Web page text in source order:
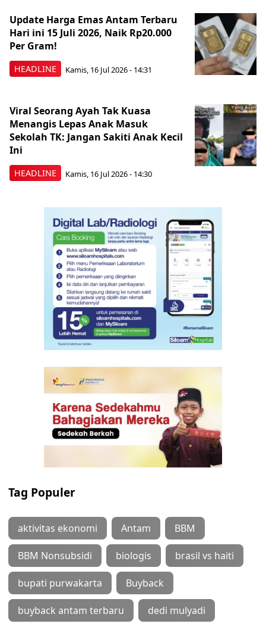
HEADLINE
Update Harga Emas Antam Terbaru
Hari ini 15 Juli 2026, Naik Rp20.000
Per Gram!
Kamis, 16 Jul 2026 - 14:31
HEADLINE
Viral Seorang Ayah Tak Kuasa
Menangis Lepas Anak Masuk
Sekolah TK: Jangan Sakiti Anak Kecil
Ini
Kamis, 16 Jul 2026 - 14:30
Tag Populer
aktivitas ekonomi Antam BBM
BBM Nonsubsidi biologis brasil vs haiti
bupati purwakarta Buyback
buyback antam terbaru dedi mulyadi